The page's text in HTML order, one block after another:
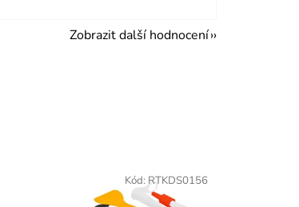
Zobrazit další hodnocení
Kód: RTKDS0156